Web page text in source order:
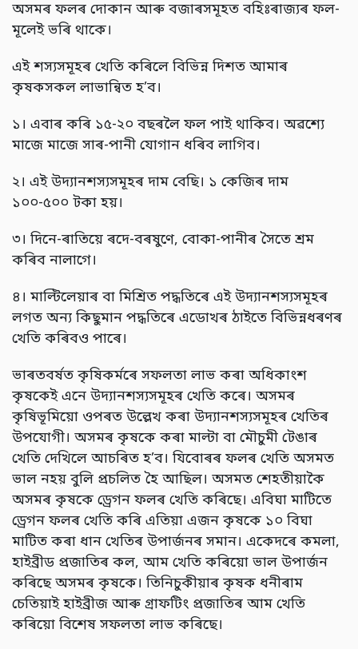
অসমৰ ফলৰ দোকান আৰু বজাৰসমূহত বহিঃৰাজ্যৰ ফল-
মূলেই ভৰি থাকে।
এই শস্যসমূহৰ খেতি কৰিলে বিভিন্ন দিশত আমাৰ
কৃষকসকল লাভান্বিত হ’ব।
১। এবাৰ কৰি ১৫-২০ বছৰলৈ ফল পাই থাকিব। অৱশ্যে
মাজে মাজে সাৰ-পানী যোগান ধৰিব লাগিব।
২। এই উদ্যানশস্যসমূহৰ দাম বেছি। ১ কেজিৰ দাম
১০০-৫০০ টকা হয়।
৩। দিনে-ৰাতিয়ে ৰদে-বৰষুণে, বোকা-পানীৰ সৈতে শ্ৰম
কৰিব নালাগে।
৪। মাল্টিলেয়াৰ বা মিশ্ৰিত পদ্ধতিৰে এই উদ্যানশস্যসমূহৰ
লগত অন্য কিছুমান পদ্ধতিৰে এডোখৰ ঠাইতে বিভিন্নধৰণৰ
খেতি কৰিবও পাৰে।
ভাৰতবৰ্ষত কৃষিকৰ্মৰে সফলতা লাভ কৰা অধিকাংশ
কৃষকেই এনে উদ্যানশস্যসমূহৰ খেতি কৰে। অসমৰ
কৃষিভূমিয়ো ওপৰত উল্লেখ কৰা উদ্যানশস্যসমূহৰ খেতিৰ
উপযোগী। অসমৰ কৃষকে কৰা মাল্টা বা মৌচুমী টেঙাৰ
খেতি দেখিলে আচৰিত হ’ব। যিবোৰৰ ফলৰ খেতি অসমত
ভাল নহয় বুলি প্ৰচলিত হৈ আছিল। অসমত শেহতীয়াকৈ
অসমৰ কৃষকে ড্ৰেগন ফলৰ খেতি কৰিছে। এবিঘা মাটিতে
ড্ৰেগন ফলৰ খেতি কৰি এতিয়া এজন কৃষকে ১০ বিঘা
মাটিত কৰা ধান খেতিৰ উপাৰ্জনৰ সমান। একেদৰে কমলা,
হাইব্ৰীড প্ৰজাতিৰ কল, আম খেতি কৰিয়ো ভাল উপাৰ্জন
কৰিছে অসমৰ কৃষকে। তিনিচুকীয়াৰ কৃষক ধনীৰাম
চেতিয়াই হাইব্ৰীজ আৰু গ্ৰাফটিং প্ৰজাতিৰ আম খেতি
কৰিয়ো বিশেষ সফলতা লাভ কৰিছে।